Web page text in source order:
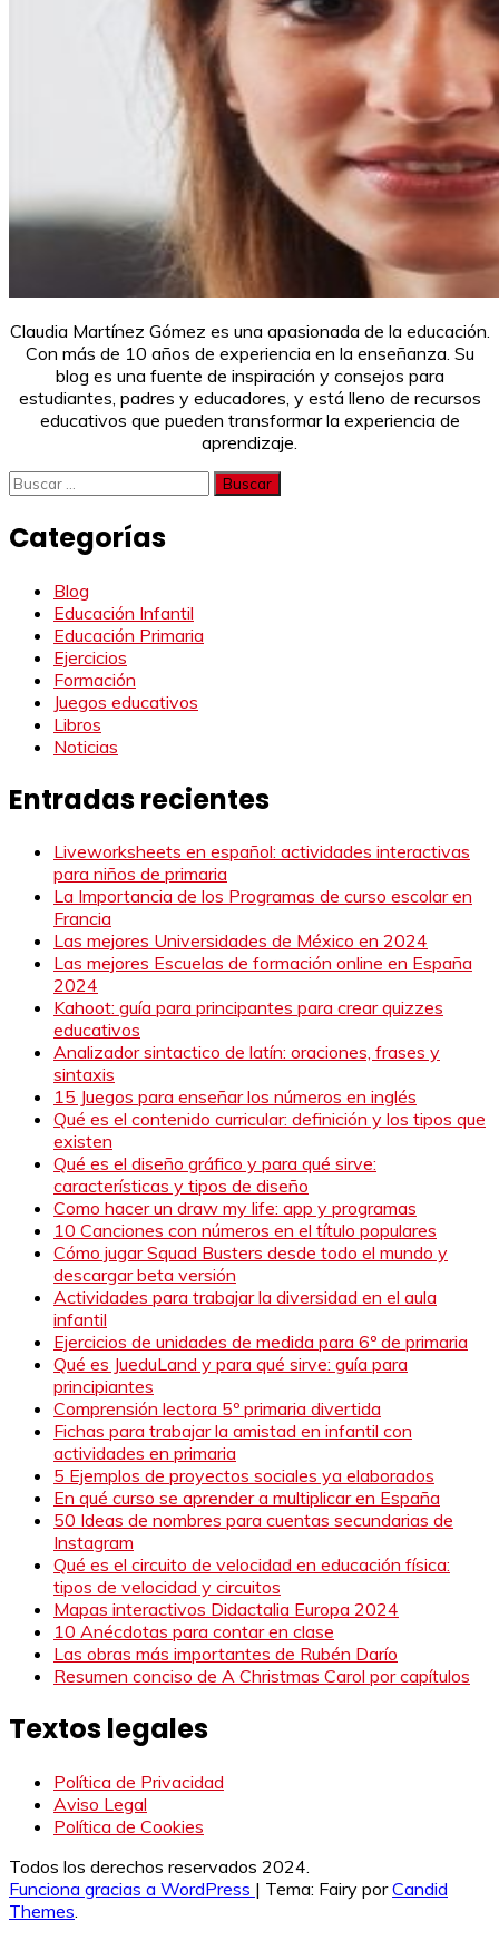
Claudia Martínez Gómez es una apasionada de la educación.
Con más de 10 años de experiencia en la enseñanza. Su
blog es una fuente de inspiración y consejos para
estudiantes, padres y educadores, y está lleno de recursos
educativos que pueden transformar la experiencia de
aprendizaje.
Buscar:
Categorías
Blog
Educación Infantil
Educación Primaria
Ejercicios
Formación
Juegos educativos
Libros
Noticias
Entradas recientes
Liveworksheets en español: actividades interactivas
para niños de primaria
La Importancia de los Programas de curso escolar en
Francia
Las mejores Universidades de México en 2024
Las mejores Escuelas de formación online en España
2024
Kahoot: guía para principantes para crear quizzes
educativos
Analizador sintactico de latín: oraciones, frases y
sintaxis
15 Juegos para enseñar los números en inglés
Qué es el contenido curricular: definición y los tipos que
existen
Qué es el diseño gráfico y para qué sirve:
características y tipos de diseño
Como hacer un draw my life: app y programas
10 Canciones con números en el título populares
Cómo jugar Squad Busters desde todo el mundo y
descargar beta versión
Actividades para trabajar la diversidad en el aula
infantil
Ejercicios de unidades de medida para 6º de primaria
Qué es JueduLand y para qué sirve: guía para
principiantes
Comprensión lectora 5º primaria divertida
Fichas para trabajar la amistad en infantil con
actividades en primaria
5 Ejemplos de proyectos sociales ya elaborados
En qué curso se aprender a multiplicar en España
50 Ideas de nombres para cuentas secundarias de
Instagram
Qué es el circuito de velocidad en educación física:
tipos de velocidad y circuitos
Mapas interactivos Didactalia Europa 2024
10 Anécdotas para contar en clase
Las obras más importantes de Rubén Darío
Resumen conciso de A Christmas Carol por capítulos
Textos legales
Política de Privacidad
Aviso Legal
Política de Cookies
Todos los derechos reservados 2024.
Funciona gracias a WordPress | Tema: Fairy porCandid
Themes.